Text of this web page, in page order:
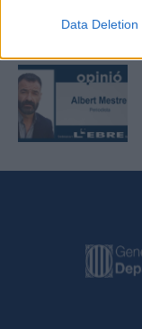
Data Deletion